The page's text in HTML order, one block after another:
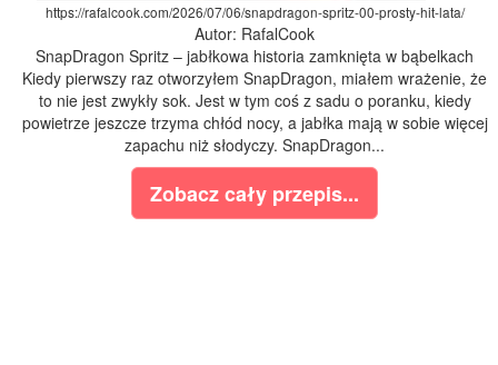
https://rafalcook.com/2026/07/06/snapdragon-spritz-00-prosty-hit-lata/
Autor: RafalCook
SnapDragon Spritz – jabłkowa historia zamknięta w bąbelkach
Kiedy pierwszy raz otworzyłem SnapDragon, miałem wrażenie, że
to nie jest zwykły sok. Jest w tym coś z sadu o poranku, kiedy
powietrze jeszcze trzyma chłód nocy, a jabłka mają w sobie więcej
zapachu niż słodyczy. SnapDragon...
Zobacz cały przepis...